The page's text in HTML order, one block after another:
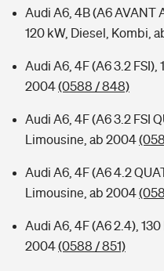
Audi A6, 4B (A6 AVANT
120 kW, Diesel, Kombi,
Audi A6, 4F (A6 3.2
2004(0588 / 848)
Audi A6, 4F (A6 3.2 FSI
Limousine, ab 2004
Audi A6, 4F (A6 4.2
Limousine, ab 2004
Audi A6, 4F (A6 2.4),
2004(0588 / 851)